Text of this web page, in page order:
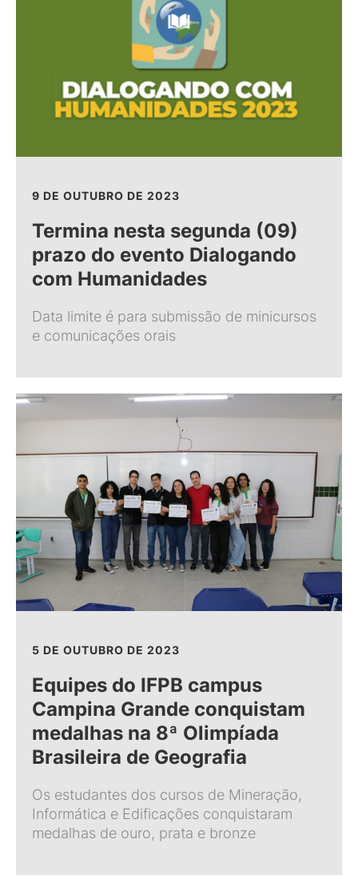
9 DE OUTUBRO DE 2023
Termina nesta segunda (09)
prazo do evento Dialogando
com Humanidades
Data limite é para submissão de minicursos
e comunicações orais
5 DE OUTUBRO DE 2023
Equipes do IFPB campus
Campina Grande conquistam
medalhas na 8ª Olimpíada
Brasileira de Geografia
Os estudantes dos cursos de Mineração,
Informática e Edificações conquistaram
medalhas de ouro, prata e bronze